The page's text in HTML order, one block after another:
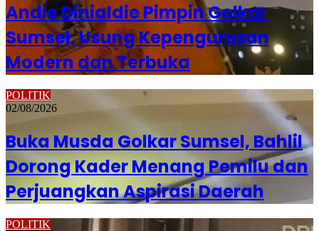
Andie Dinialdie Pimpin Golkar
Sumsel, Usung Kepengurusan
Modern dan Terbuka
POLITIK
02/08/2026
Buka Musda Golkar Sumsel, Bahlil
Dorong Kader Menang Pemilu dan
Perjuangkan Aspirasi Daerah
POLITIK